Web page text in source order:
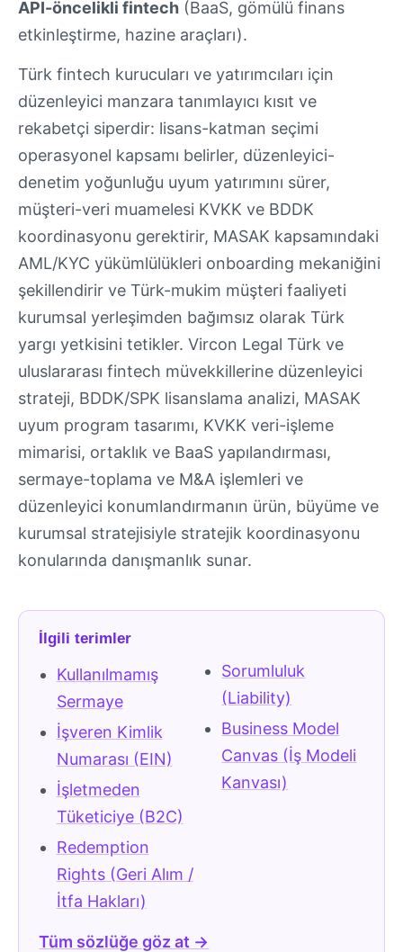
API-öncelikli fintech (BaaS, gömülü finans
etkinleştirme, hazine araçları).
Türk fintech kurucuları ve yatırımcıları için
düzenleyici manzara tanımlayıcı kısıt ve
rekabetçi siperdir: lisans-katman seçimi
operasyonel kapsamı belirler, düzenleyici-
denetim yoğunluğu uyum yatırımını sürer,
müşteri-veri muamelesi KVKK ve BDDK
koordinasyonu gerektirir, MASAK kapsamındaki
AML/KYC yükümlülükleri onboarding mekaniğini
şekillendirir ve Türk-mukim müşteri faaliyeti
kurumsal yerleşimden bağımsız olarak Türk
yargı yetkisini tetikler. Vircon Legal Türk ve
uluslararası fintech müvekkillerine düzenleyici
strateji, BDDK/SPK lisanslama analizi, MASAK
uyum program tasarımı, KVKK veri-işleme
mimarisi, ortaklık ve BaaS yapılandırması,
sermaye-toplama ve M&A işlemleri ve
düzenleyici konumlandırmanın ürün, büyüme ve
kurumsal stratejisiyle stratejik koordinasyonu
konularında danışmanlık sunar.
İlgili terimler
Kullanılmamış
Sermaye
İşveren Kimlik
Numarası (EIN)
İşletmeden
Tüketiciye (B2C)
Redemption
Rights (Geri Alım /
İtfa Hakları)
Sorumluluk
(Liability)
Business Model
Canvas (İş Modeli
Kanvası)
Tüm sözlüğe göz at →